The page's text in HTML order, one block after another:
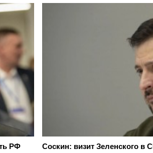
РФ
Соскин: визит Зеленского